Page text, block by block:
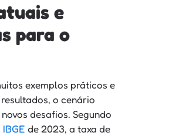
e
para o
exemplos práticos e
o cenário
desafios. Segundo
de 2023, a taxa de